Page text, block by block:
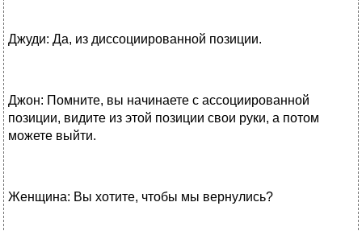
Джуди: Да, из диссоциированной позиции.
Джон: Помните, вы начинаете с ассоциированной
позиции, видите из этой позиции свои руки, а потом
можете выйти.
Женщина: Вы хотите, чтобы мы вернулись?